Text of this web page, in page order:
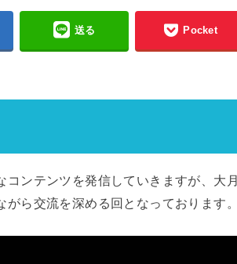
送る Pocket
ンテンツを発信していきますが、大月
ら交流を深める回となっております。